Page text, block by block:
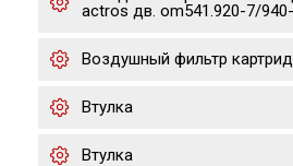
actros дв. om541.920-7/
Воздушный фильтр
Втулка
Втулка